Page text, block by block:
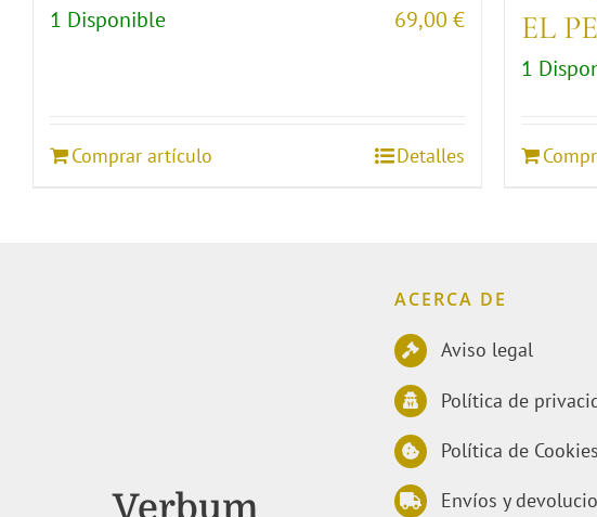
1 Disponible 69,00 €
Comprar artículo Detalles
EL
1
Verbum
ACERCA DE
Aviso legal
Política de
Política de Cookies
Envíos y